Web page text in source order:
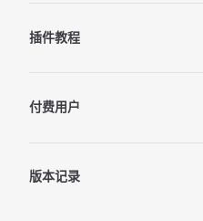
插件教程
付费用户
版本记录